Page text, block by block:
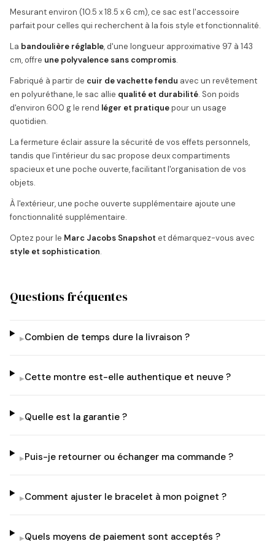
Mesurant environ (10.5 x 18.5 x 6 cm), ce sac est l'accessoire
parfait pour celles qui recherchent à la fois style et fonctionnalité.
La bandoulière réglable, d'une longueur approximative 97 à 143
cm, offre une polyvalence sans compromis.
Fabriqué à partir de cuir de vachette fendu avec un revêtement
en polyuréthane, le sac allie qualité et durabilité. Son poids
d'environ 600 g le rend léger et pratiquepour un usage
quotidien.
La fermeture éclair assure la sécurité de vos effets personnels,
tandis que l'intérieur du sac propose deux compartiments
spacieux et une poche ouverte, facilitant l'organisation de vos
objets.
À l'extérieur, une poche ouverte supplémentaire ajoute une
fonctionnalité supplémentaire.
Optez pour le Marc Jacobs Snapshot et démarquez-vous avec
style et sophistication.
Questions fréquentes
▸Combien de temps dure la livraison ?
▸Cette montre est-elle authentique et neuve ?
▸Quelle est la garantie ?
▸Puis-je retourner ou échanger ma commande ?
▸Comment ajuster le bracelet à mon poignet ?
▸Quels moyens de paiement sont acceptés ?